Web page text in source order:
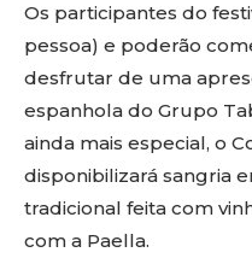
Os participantes do
pessoa) e poderão
desfrutar de uma
espanhola do Grupo
ainda mais especial, o
disponibilizará sangria
tradicional feita com
com a Paella.